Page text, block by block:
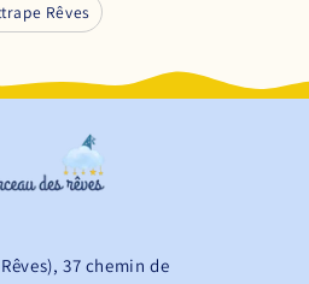
Rêves
37 chemin de